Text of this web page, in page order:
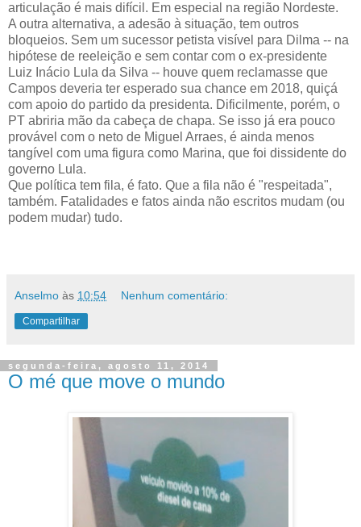
articulação é mais difícil. Em especial na região Nordeste.
A outra alternativa, a adesão à situação, tem outros
bloqueios. Sem um sucessor petista visível para Dilma -- na
hipótese de reeleição e sem contar com o ex-presidente
Luiz Inácio Lula da Silva -- houve quem reclamasse que
Campos deveria ter esperado sua chance em 2018, quiçá
com apoio do partido da presidenta. Dificilmente, porém, o
PT abriria mão da cabeça de chapa. Se isso já era pouco
provável com o neto de Miguel Arraes, é ainda menos
tangível com uma figura como Marina, que foi dissidente do
governo Lula.
Que política tem fila, é fato. Que a fila não é "respeitada",
também. Fatalidades e fatos ainda não escritos mudam (ou
podem mudar) tudo.
Anselmo às 10:54 Nenhum comentário:
Compartilhar
segunda-feira, agosto 11, 2014
O mé que move o mundo